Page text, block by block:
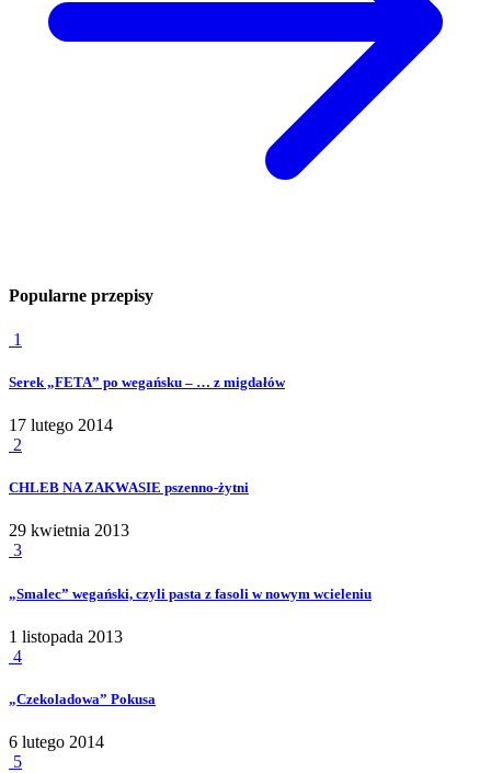
Popularne przepisy
1
Serek „FETA” po wegańsku – … z migdałów
17 lutego 2014
2
CHLEB NA ZAKWASIE pszenno-żytni
29 kwietnia 2013
3
„Smalec” wegański, czyli pasta z fasoli w nowym wcieleniu
1 listopada 2013
4
„Czekoladowa” Pokusa
6 lutego 2014
5